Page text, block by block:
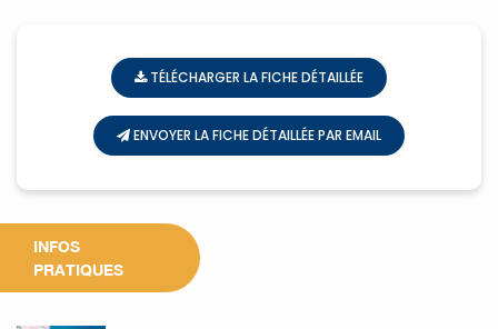
TÉLÉCHARGER LA FICHE DÉTAILLÉE
ENVOYER LA FICHE DÉTAILLÉE PAR EMAIL
INFOS
PRATIQUES